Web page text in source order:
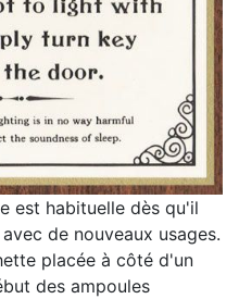
est habituelle dès qu'il
de nouveaux usages.
placée à côté d'un
des ampoules